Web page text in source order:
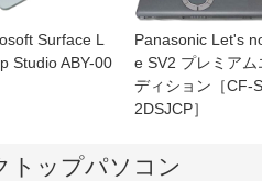
Surface L
Studio ABY-00
Panasonic Let's
e SV2 プレミアム
ディション［CF-
2DSJCP］
トップパソコン